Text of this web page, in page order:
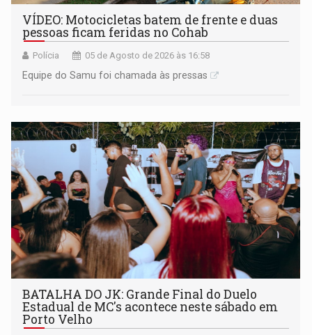
VÍDEO: Motocicletas batem de frente e duas
pessoas ficam feridas no Cohab
Polícia 05 de Agosto de 2026 às 16:58
Equipe do Samu foi chamada às pressas
BATALHA DO JK: Grande Final do Duelo
Estadual de MC's acontece neste sábado em
Porto Velho